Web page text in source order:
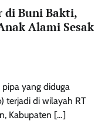
di Buni Bakti,
Alami Sesak
pipa yang diduga
terjadi di wilayah RT
Kabupaten […]